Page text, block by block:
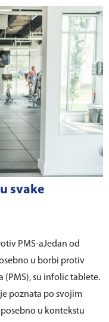
svake
PMS-aJedan od
u borbi protiv
su infolic tablete.
poznata po svojim
u kontekstu